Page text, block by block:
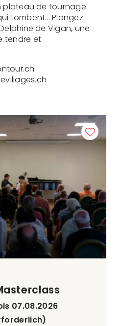
plateau de tournage
tombent... Plongez
de Vigan, une
tendre et
07.08.2026